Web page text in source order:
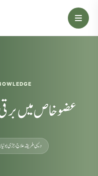
عضوخاص میں
دیسی طریقہ علاج، جڑی